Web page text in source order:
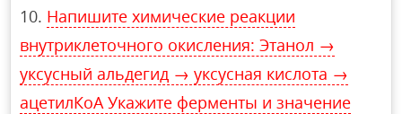
Напишите химические реакции
внутриклеточного окисления: Этанол →
уксусный альдегид → уксусная кислота →
ацетилКоА Укажите ферменты и значение